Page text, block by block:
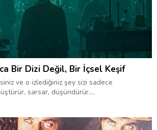
Bir Dizi Değil, Bir İçsel Keşif
ve o izlediğiniz şey sizi sadece
sarsar, düşündürür....